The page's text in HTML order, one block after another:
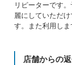
リピーターです
麗にしていただ
す。また利用しま
店舗からの